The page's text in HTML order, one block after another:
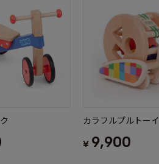
カラフルプルトーイ
¥ 9,900